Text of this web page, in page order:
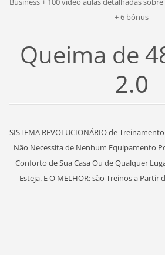
+ 6 bônus
Queima de
2.0
SISTEMA REVOLUCIONÁRIO de
Não Necessita de Nenhum Equipamento
Conforto de Sua Casa Ou de Qualquer
Esteja. E O MELHOR: são Treinos a Partir